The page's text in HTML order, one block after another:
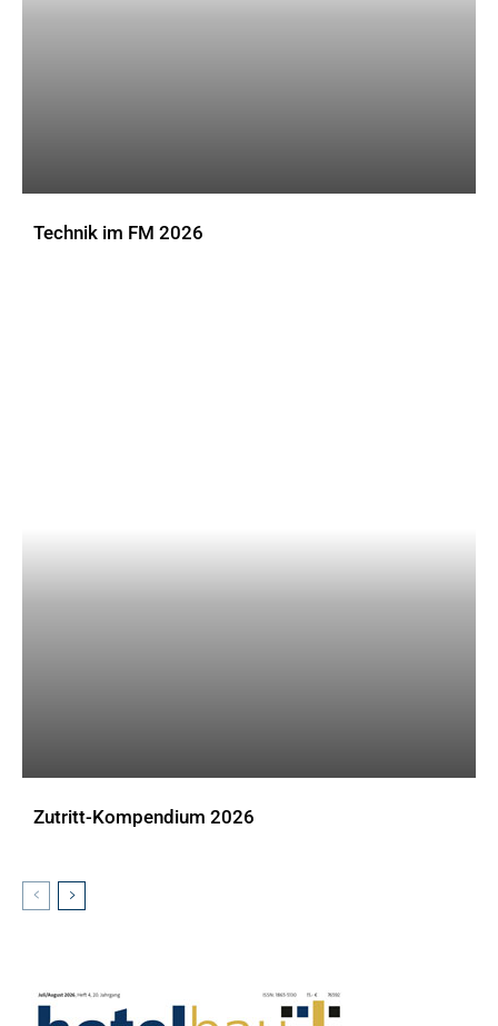
Technik im FM 2026
Zutritt-Kompendium 2026